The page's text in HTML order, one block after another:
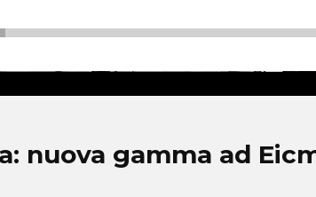
nuova gamma ad